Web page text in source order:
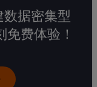
数据密集型
费体验！